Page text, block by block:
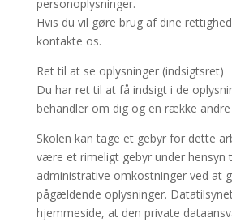
personoplysninger.
Hvis du vil gøre brug af dine
kontakte os.
Ret til at se oplysninger (indsigtsret)
Du har ret til at få indsigt i de
behandler om dig og en række andre
Skolen kan tage et gebyr for dette
være et rimeligt gebyr under hensyn
administrative omkostninger ved at
pågældende oplysninger.
hjemmeside, at den private